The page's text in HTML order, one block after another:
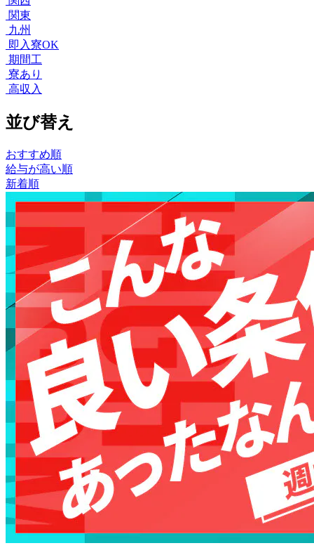
関東
九州
即入寮OK
期間工
寮あり
高収入
並び替え
おすすめ順
給与が高い順
新着順